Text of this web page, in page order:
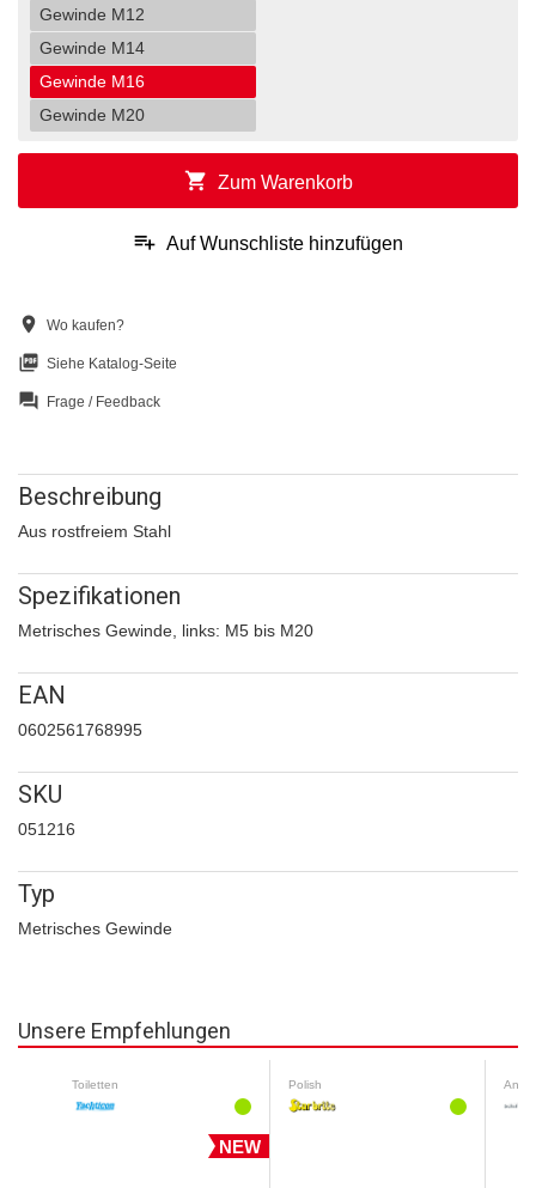
Gewinde M12
Gewinde M14
Gewinde M16
Gewinde M20
shopping_cart Zum Warenkorb
playlist_add Auf Wunschliste hinzufügen
location_on Wo kaufen?
picture_as_pdf Siehe Katalog-Seite
question_answer Frage / Feedback
Beschreibung
Aus rostfreiem Stahl
Spezifikationen
Metrisches Gewinde, links: M5 bis M20
EAN
0602561768995
SKU
051216
Typ
Metrisches Gewinde
Unsere Empfehlungen
Toiletten
NEW
Polish